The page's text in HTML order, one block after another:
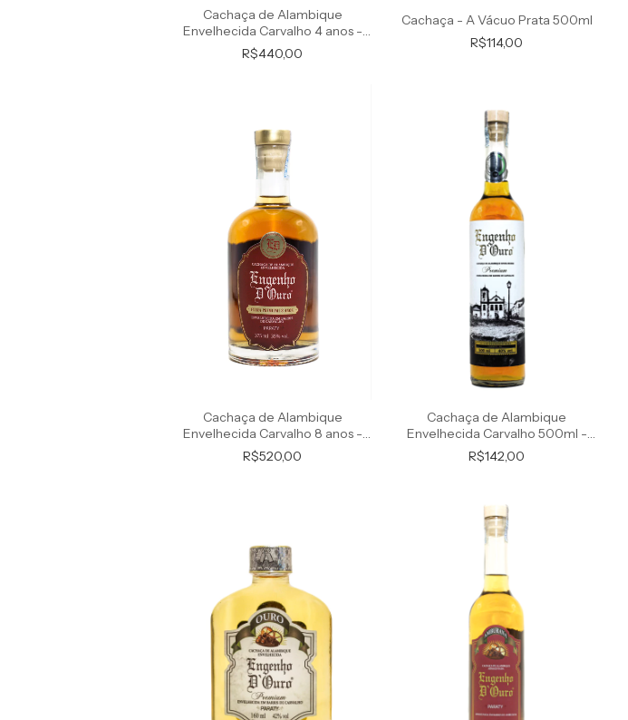
Cachaça de Alambique
Envelhecida Carvalho 4 anos -
Extra Premium
R$440,00
Cachaça - A Vácuo Prata 500ml
R$114,00
Cachaça de Alambique
Envelhecida Carvalho 8 anos -
Extra Premium
R$520,00
Cachaça de Alambique
Envelhecida Carvalho 500ml -
Porto - Premium
R$142,00